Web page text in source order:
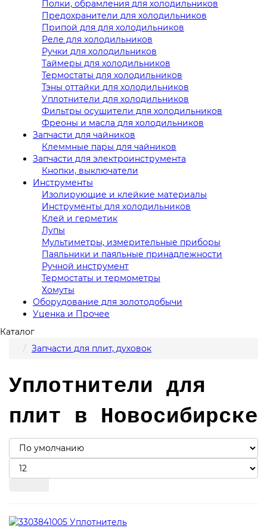
Полки, обрамления для холодильников
Предохранители для холодильников
Припой для для холодильников
Реле для холодильников
Ручки для холодильников
Таймеры для холодильников
Термостаты для холодильников
Тэны оттайки для холодильников
Уплотнители для холодильников
Фильтры осушители для холодильников
Фреоны и масла для холодильников
Запчасти для чайников
Клеммные пары для чайников
Запчасти для электроинструмента
Кнопки, выключатели
Инструменты
Изолирующие и клейкие материалы
Инструменты для холодильников
Клей и герметик
Лупы
Мультиметры, измерительные приборы
Паяльники и паяльные принадлежности
Ручной инструмент
Термостаты и термометры
Хомуты
Оборудование для золотодобычи
Уценка и Прочее
Каталог
Запчасти для плит, духовок
Уплотнители для
плит в Новосибирске